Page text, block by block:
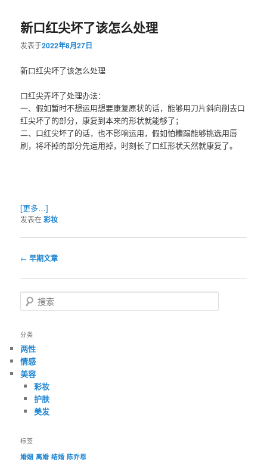
新口红尖坏了该怎么处理
发表于2022年8月27日
新口红尖坏了该怎么处理
口红尖弄坏了处理办法：
一、假如暂时不想运用想要康复原状的话，能够用刀片斜向削去口
红尖坏了的部分，康复到本来的形状就能够了；
二、口红尖坏了的话，也不影响运用，假如怕糟蹋能够挑选用唇
刷，将坏掉的部分先运用掉，时刻长了口红形状天然就康复了。
[更多…]
发表在彩妆
文
导
航
← 早期文章
搜
索
分类
两性
情感
美容
彩妆
护肤
美发
标签
婚姻 离婚 结婚 陈乔恩